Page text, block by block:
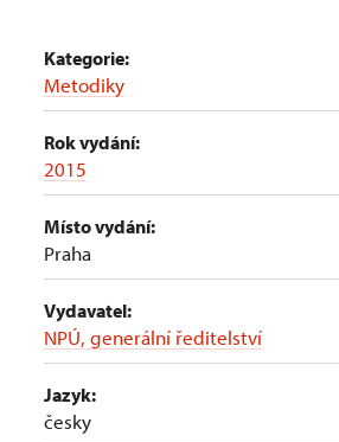
Kategorie:
Metodiky
Rok vydání:
2015
Místo vydání:
Praha
Vydavatel:
NPÚ, generální ředitelství
Jazyk:
česky